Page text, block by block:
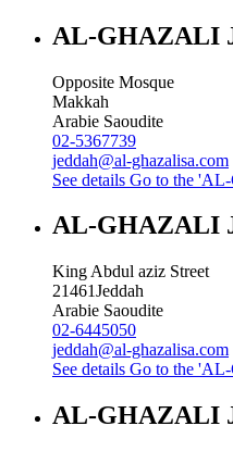
AL-GHAZALI
Opposite Mosque
Makkah
Arabie Saoudite
02-5367739
jeddah@al-ghazalisa.com
See details Go to the
AL-GHAZALI
King Abdul aziz Street
21461Jeddah
Arabie Saoudite
02-6445050
jeddah@al-ghazalisa.com
See details Go to the
AL-GHAZALI